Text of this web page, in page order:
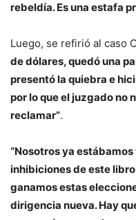
rebeldía. Es una estafa
Luego, se refirió al caso
de dólares, quedó una
presentó la quiebra e
por lo que el juzgado no
reclamar”.
“Nosotros ya
inhibiciones de este
ganamos estas
dirigencia nueva. Hay